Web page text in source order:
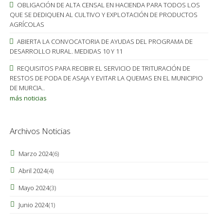
OBLIGACIÓN DE ALTA CENSAL EN HACIENDA PARA TODOS LOS
QUE SE DEDIQUEN AL CULTIVO Y EXPLOTACIÓN DE PRODUCTOS
AGRÍCOLAS
ABIERTA LA CONVOCATORIA DE AYUDAS DEL PROGRAMA DE
DESARROLLO RURAL. MEDIDAS 10 Y 11
REQUISITOS PARA RECIBIR EL SERVICIO DE TRITURACIÓN DE
RESTOS DE PODA DE ASAJA Y EVITAR LA QUEMAS EN EL MUNICIPIO
DE MURCIA..
más noticias
Archivos Noticias
Marzo 2024(6)
Abril 2024(4)
Mayo 2024(3)
Junio 2024(1)